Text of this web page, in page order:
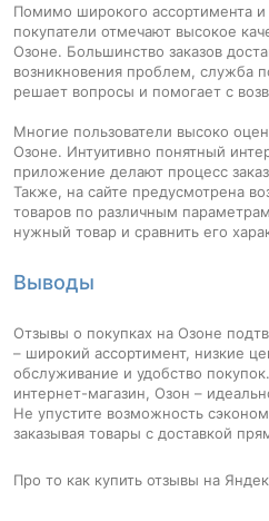
Помимо широкого ассортимента и
покупатели отмечают высокое
Озоне. Большинство заказов
возникновения проблем, служба
решает вопросы и помогает с
Многие пользователи высоко
Озоне. Интуитивно понятный
приложение делают процесс
Также, на сайте предусмотрена
товаров по различным
нужный товар и сравнить его
Выводы
Отзывы о покупках на Озоне
– широкий ассортимент, низкие
обслуживание и удобство
интернет-магазин, Озон –
Не упустите возможность
заказывая товары с доставкой
Про то как купить отзывы на